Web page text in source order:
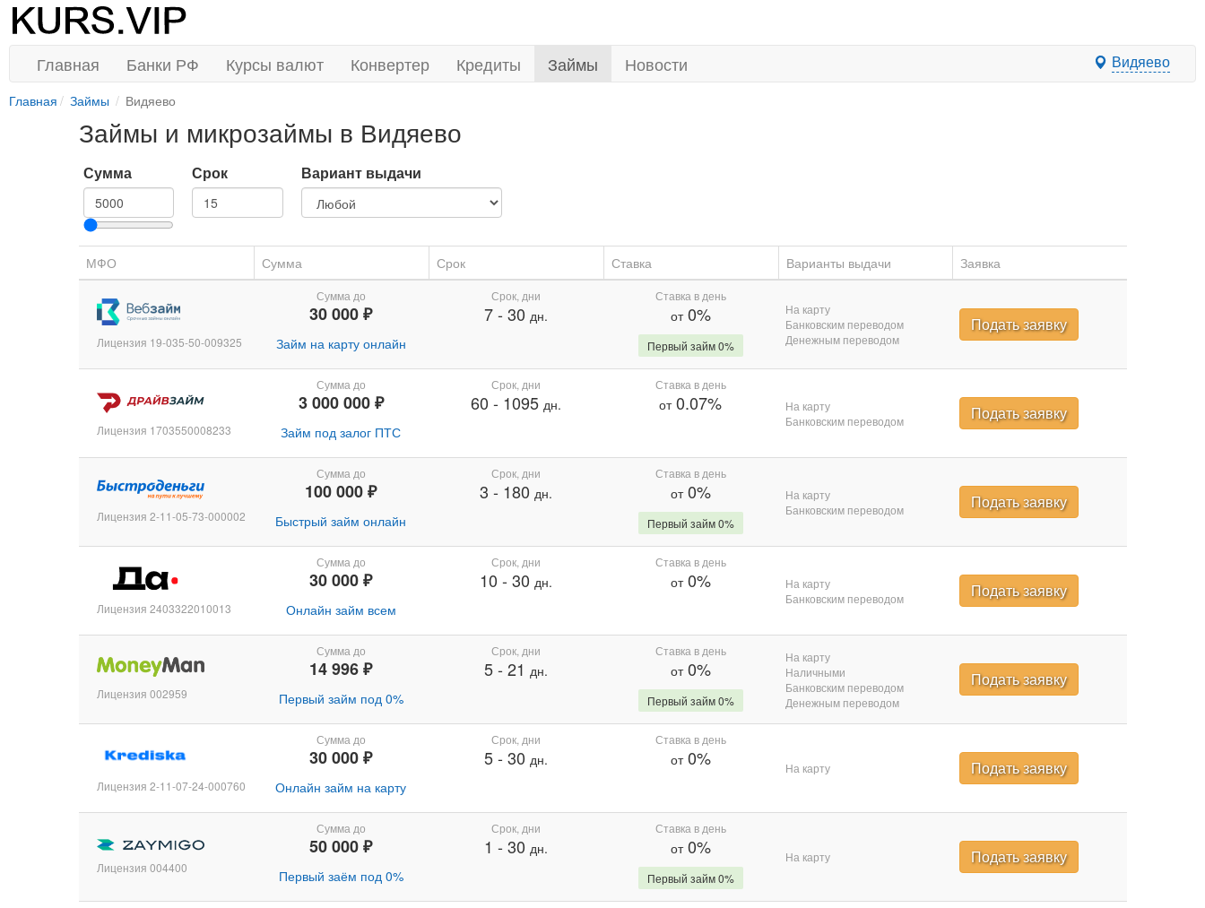
Главная Банки РФ Курсы валют Конвертер Кредиты Займы Новости Видяево
Главная Займы Видяево
Займы и микрозаймы в Видяево
Сумма Срок Вариант выдачи
МФО Сумма Срок Ставка Варианты выдачи Заявка
Лицензия 19-035-50-009325
Сумма до
30 000 ₽
Займ на карту онлайн
Срок, дни
7- 30 дн.
Ставка в день
от0%
Первый займ 0%
На карту
Банковским переводом
Денежным переводом
Подать заявку
Лицензия 1703550008233
Сумма до
3 000 000 ₽
Займ под залог ПТС
Срок, дни
60 - 1095 дн.
Ставка в день
от0.07%
На карту
Банковским переводом
Подать заявку
Лицензия 2-11-05-73-000002
Сумма до
100 000 ₽
Быстрый займ онлайн
Срок, дни
3 - 180 дн.
Ставка в день
от0%
Первый займ 0%
На карту
Банковским переводом
Подать заявку
Лицензия 2403322010013
Сумма до
30 000 ₽
Онлайн займ всем
Срок, дни
10 - 30 дн.
Ставка в день
от0%
На карту
Банковским переводом
Подать заявку
Лицензия 002959
Сумма до
14 996 ₽
Первый займ под 0%
Срок, дни
5- 21 дн.
Ставка в день
от0%
Первый займ 0%
На карту
Наличными
Банковским переводом
Денежным переводом
Подать заявку
Лицензия 2-11-07-24-000760
Сумма до
30 000 ₽
Онлайн займ на карту
Срок, дни
5- 30 дн.
Ставка в день
от0% На карту Подать заявку
Лицензия 004400
Сумма до
50 000 ₽
Первый заём под 0%
Срок, дни
1 - 30 дн.
Ставка в день
от0%
Первый займ 0%
На карту Подать заявку